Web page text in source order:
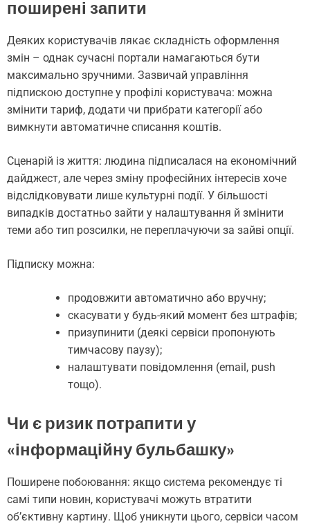
поширені запити
Деяких користувачів лякає складність оформлення
змін – однак сучасні портали намагаються бути
максимально зручними. Зазвичай управління
підпискою доступне у профілі користувача: можна
змінити тариф, додати чи прибрати категорії або
вимкнути автоматичне списання коштів.
Сценарій із життя: людина підписалася на економічний
дайджест, але через зміну професійних інтересів хоче
відслідковувати лише культурні події. У більшості
випадків достатньо зайти у налаштування й змінити
теми або тип розсилки, не переплачуючи за зайві опції.
Підписку можна:
продовжити автоматично або вручну;
скасувати у будь-який момент без штрафів;
призупинити (деякі сервіси пропонують
тимчасову паузу);
налаштувати повідомлення (email, push
тощо).
Чи є ризик потрапити у
«інформаційну бульбашку»
Поширене побоювання: якщо система рекомендує ті
самі типи новин, користувачі можуть втратити
об’єктивну картину. Щоб уникнути цього, сервіси часом